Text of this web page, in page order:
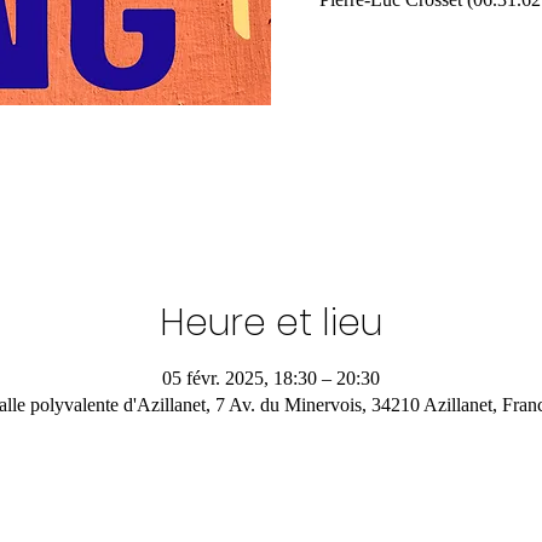
Heure et lieu
05 févr. 2025, 18:30 – 20:30
polyvalente d'Azillanet, 7 Av. du Minervois, 34210 Azillanet,